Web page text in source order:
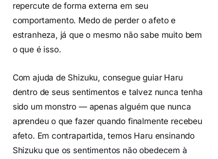
repercute de forma externa em seu
comportamento. Medo de perder o afeto e
estranheza, já que o mesmo não sabe muito bem
o que é isso.
Com ajuda de Shizuku, consegue guiar Haru
dentro de seus sentimentos e talvez nunca tenha
sido um monstro — apenas alguém que nunca
aprendeu o que fazer quando finalmente recebeu
afeto. Em contrapartida, temos Haru ensinando
Shizuku que os sentimentos não obedecem à